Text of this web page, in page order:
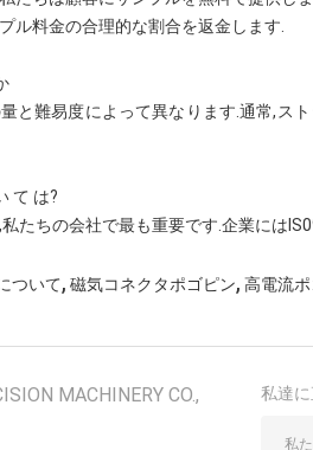
ル料金の合理的な割合を返金します.
と難易度によって異なります.通常,ス
て は?
たちの会社で最も重要です.企業には
ついて, 磁気コネクタポゴピン, 高電流
MACHINERY CO.,
私達